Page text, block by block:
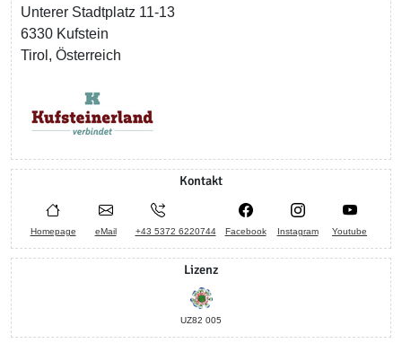
Unterer Stadtplatz 11-13
6330 Kufstein
Tirol, Österreich
Kontakt
Homepage eMail +43 5372 6220744 Facebook Instagram Youtube
Lizenz
UZ82 005